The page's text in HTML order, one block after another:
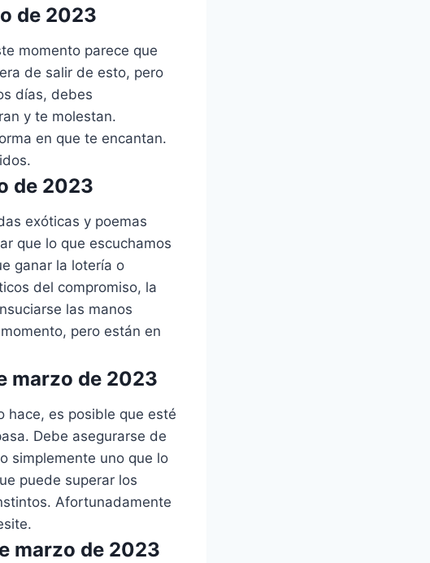
de 2023
momento parece que
de salir de esto, pero
días, debes
y te molestan.
en que te encantan.
de 2023
exóticas y poemas
que lo que escuchamos
ganar la lotería o
del compromiso, la
las manos
pero están en
marzo de 2023
hace, es posible que esté
Debe asegurarse de
simplemente uno que lo
puede superar los
Afortunadamente
marzo de 2023